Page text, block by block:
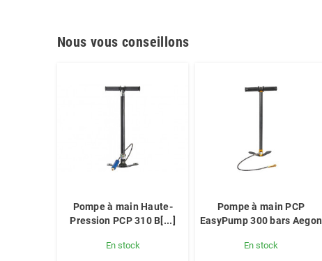
Nous vous conseillons
Pompe à main Haute-
Pression PCP 310 B[...]
En stock
Pompe à main PCP
EasyPump 300 bars Aegon
En stock